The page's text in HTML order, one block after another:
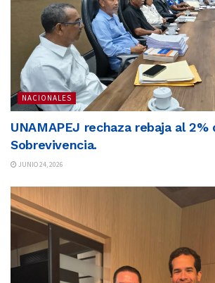
NACIONALES
UNAMAPEJ rechaza rebaja al 2%
Sobrevivencia.
JUNIO 24, 2026